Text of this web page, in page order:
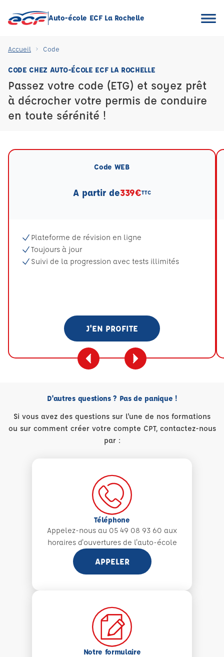
Auto-école ECF La Rochelle
Accueil Code
CODE CHEZ AUTO-ÉCOLE ECF LA ROCHELLE
Passez votre code (ETG) et soyez prêt
à décrocher votre permis de conduire
en toute sérénité !
Code WEB
A partir de339€TTC
Plateforme de révision en ligne
Toujours à jour
Suivi de la progression avec tests illimités
J'EN PROFITE
D'autres questions ? Pas de panique !
Si vous avez des questions sur l'une de nos formations
ou sur comment créer votre compte CPT, contactez-nous
par :
Téléphone
Appelez-nous au 05 49 08 93 60 aux
horaires d'ouvertures de l'auto-école
APPELER
Notre formulaire